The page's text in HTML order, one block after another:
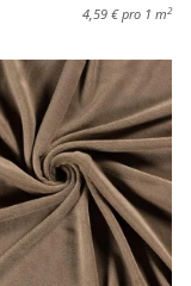
4,59 € pro 1 m 2